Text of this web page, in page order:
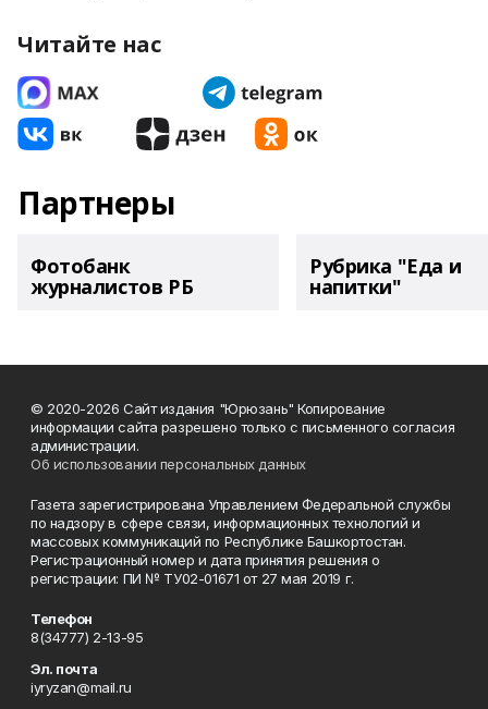
Читайте нас
Партнеры
Фотобанк
журналистов РБ
Рубрика "Еда и
напитки"
© 2020-2026 Сайт издания "Юрюзань" Копирование
информации сайта разрешено только с письменного согласия
администрации.
Об использовании персональных данных
Газета зарегистрирована Управлением Федеральной службы
по надзору в сфере связи, информационных технологий и
массовых коммуникаций по Республике Башкортостан.
Регистрационный номер и дата принятия решения о
регистрации: ПИ № ТУ02-01671 от 27 мая 2019 г.
Телефон
8(34777) 2-13-95
Эл. почта
iyryzan@mail.ru